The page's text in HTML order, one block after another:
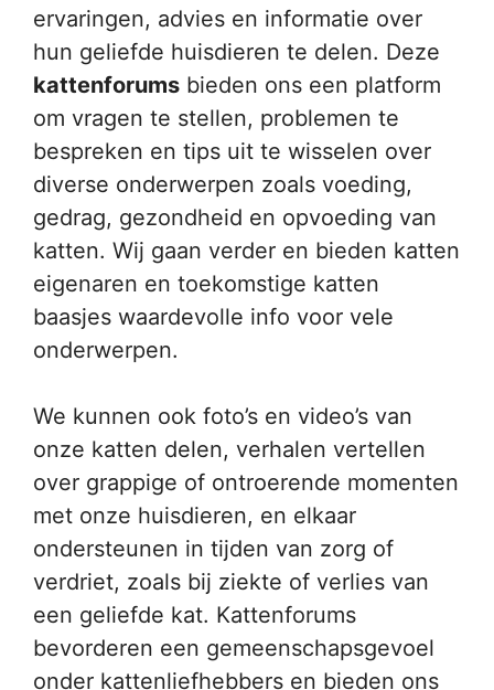
ervaringen, advies en informatie over
hun geliefde huisdieren te delen. Deze
kattenforums bieden ons een platform
om vragen te stellen, problemen te
bespreken en tips uit te wisselen over
diverse onderwerpen zoals voeding,
gedrag, gezondheid en opvoeding van
katten. Wij gaan verder en bieden katten
eigenaren en toekomstige katten
baasjes waardevolle info voor vele
onderwerpen.
We kunnen ook foto’s en video’s van
onze katten delen, verhalen vertellen
over grappige of ontroerende momenten
met onze huisdieren, en elkaar
ondersteunen in tijden van zorg of
verdriet, zoals bij ziekte of verlies van
een geliefde kat. Kattenforums
bevorderen een gemeenschapsgevoel
onder kattenliefhebbers en bieden ons